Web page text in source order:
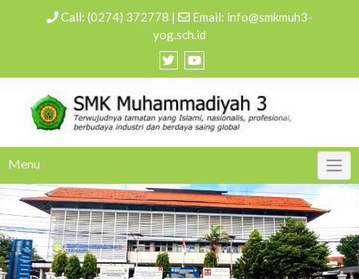
Call: (0274) 372778 | Email: info@smkmuh3-
yog.sch.id
Menu